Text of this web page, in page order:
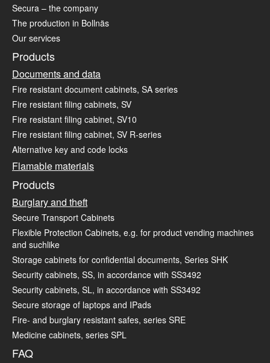
Secura – the company
The production in Bollnäs
Our services
Products
Documents and data
Fire resistant document cabinets, SA series
Fire resistant filing cabinets, SV
Fire resistant filing cabinet, SV10
Fire resistant filing cabinet, SV R-series
Alternative key and code locks
Flamable materials
Products
Burglary and theft
Secure Transport Cabinets
Flexible Protection Cabinets, e.g. for product vending machines
and suchlike
Storage cabinets for confidential documents, Series SHK
Security cabinets, SS, in accordance with SS3492
Security cabinets, SL, in accordance with SS3492
Secure storage of laptops and IPads
Fire- and burglary resistant safes, series SRE
Medicine cabinets, series SPL
FAQ